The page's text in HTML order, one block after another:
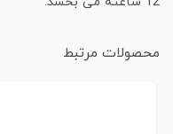
محصولات مرتبط